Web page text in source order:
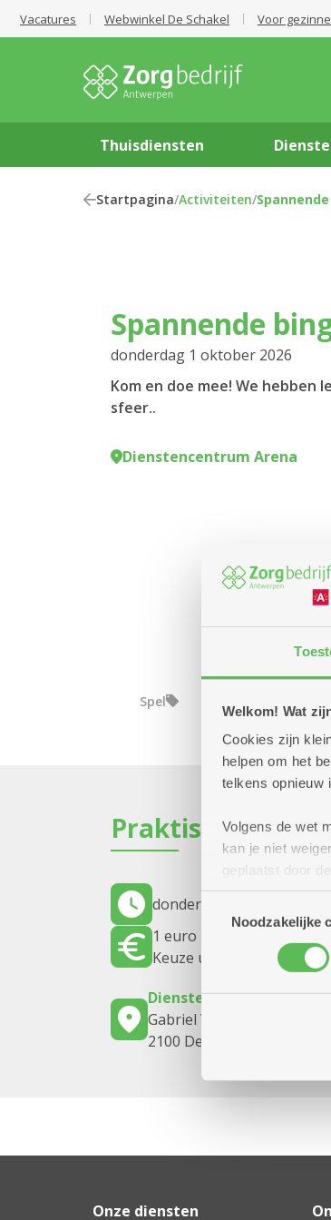
Welkom! Wat
Cookies zijn
helpen om het
telkens opnieuw
Volgens de wet
kan je niet
geplaatst door
combineren
Toestemmingsselectie
Noodzakelijke
Vacatures Webwinkel De Schakel Voor
Thuisdiensten
Startpagina/Activiteiten/
Spannende
donderdag 1 oktober 2026
Kom en doe mee! We hebben
sfeer..
Dienstencentrum Arena
Spel
Praktisch
donderdag 1 oktober 2026
1 euro per kaart / 4 euro
Keuze uit verschillende
Dienstencentrum Arena
Gabriel Vervoortstraat 2
2100 Deurne
Onze diensten